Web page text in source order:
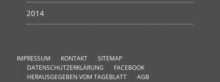
2014
IMPRESSUM KONTAKT
SITEMAP
DATENSCHUTZERKLÄRUNG
FACEBOOK
HERAUSGEGEBEN VOM TAGEBLATT
AGB